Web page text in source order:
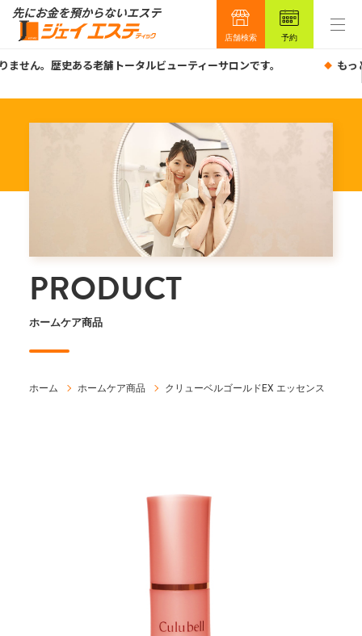
店舗検索 予約
せん。歴史ある老舗トータルビューティーサロンです。 もっと
PRODUCT
ホームケア商品
ホーム ホームケア商品 クリューベルゴールドEX エッセンス